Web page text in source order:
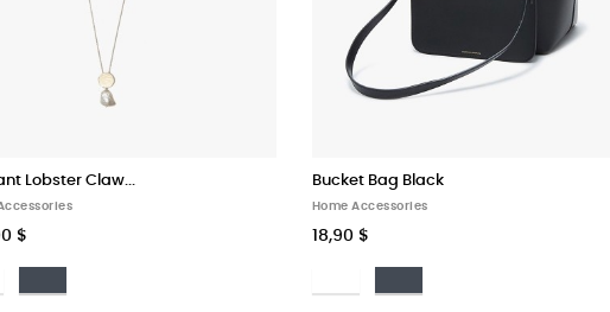
Lobster Claw...
$
Bucket Bag Black
Home Accessories
18,90 $